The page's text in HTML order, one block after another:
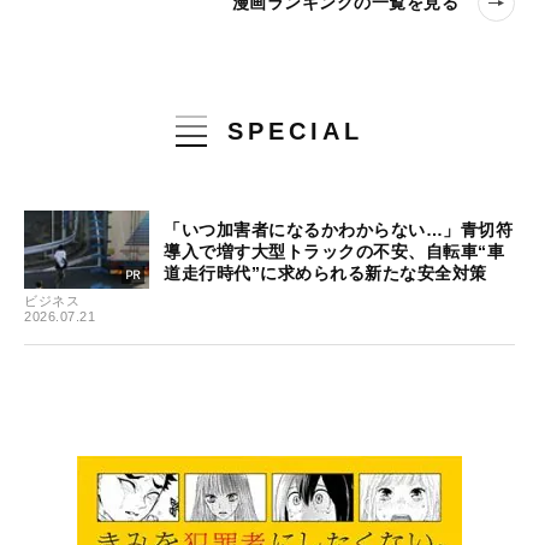
SPECIAL
ビジネス
2026.07.21
「いつ加害者になるかわからない…」青切符
導入で増す大型トラックの不安、自転車“車
道走行時代”に求められる新たな安全対策